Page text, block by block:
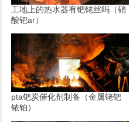
工地上的热水器有钯铑丝吗（硝
酸钯ar）
pta钯炭催化剂制备（金属铑钯
铱铂）